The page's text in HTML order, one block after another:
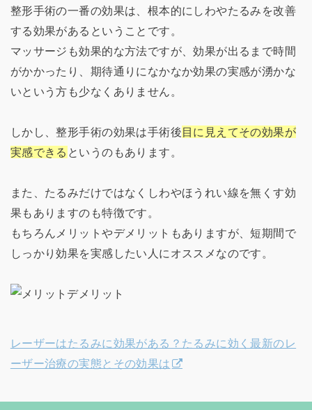
整形手術の一番の効果は、根本的にしわやたるみを改善
する効果があるということです。
マッサージも効果的な方法ですが、効果が出るまで時間
がかかったり、期待通りになかなか効果の実感が湧かな
いという方も少なくありません。
しかし、整形手術の効果は手術後目に見えてその効果が
実感できる というのもあります。
また、たるみだけではなくしわやほうれい線を無くす効
果もありますのも特徴です。
もちろんメリットやデメリットもありますが、短期間で
しっかり効果を実感したい人にオススメなのです。
レーザーはたるみに効果がある？たるみに効く最新のレ
ーザー治療の実態とその効果は